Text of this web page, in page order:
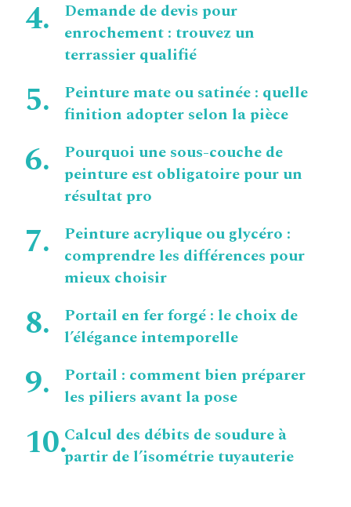
Demande de devis pour
enrochement : trouvez un
terrassier qualifié
Peinture mate ou satinée : quelle
finition adopter selon la pièce
Pourquoi une sous-couche de
peinture est obligatoire pour un
résultat pro
Peinture acrylique ou glycéro :
comprendre les différences pour
mieux choisir
Portail en fer forgé : le choix de
l’élégance intemporelle
Portail : comment bien préparer
les piliers avant la pose
Calcul des débits de soudure à
partir de l’isométrie tuyauterie